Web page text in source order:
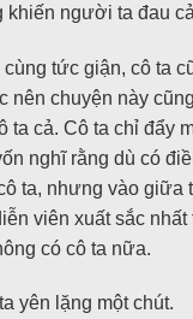
khiến người ta đau
tức giận, cô ta
nên chuyện này
ta cả. Cô ta chỉ đẩy
nghĩ rằng dù có
ta, nhưng vào giữa
viên xuất sắc nhất
có cô ta nữa.
yên lặng một chút.